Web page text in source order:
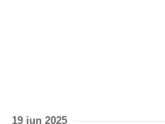
19 jun 2025